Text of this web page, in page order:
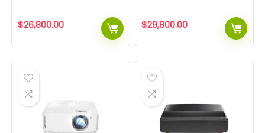
$26,800.00 $29,800.00